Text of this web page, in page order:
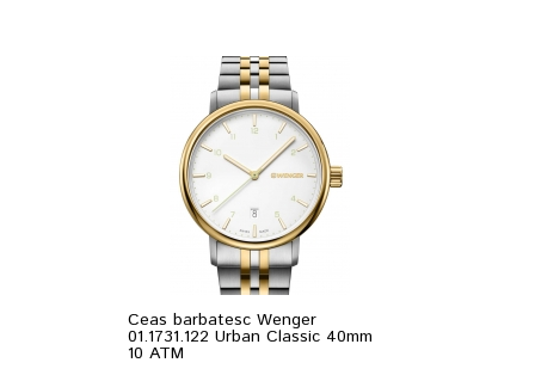
Ceas barbatesc Wenger
01.1731.122 Urban Classic 40mm
10 ATM